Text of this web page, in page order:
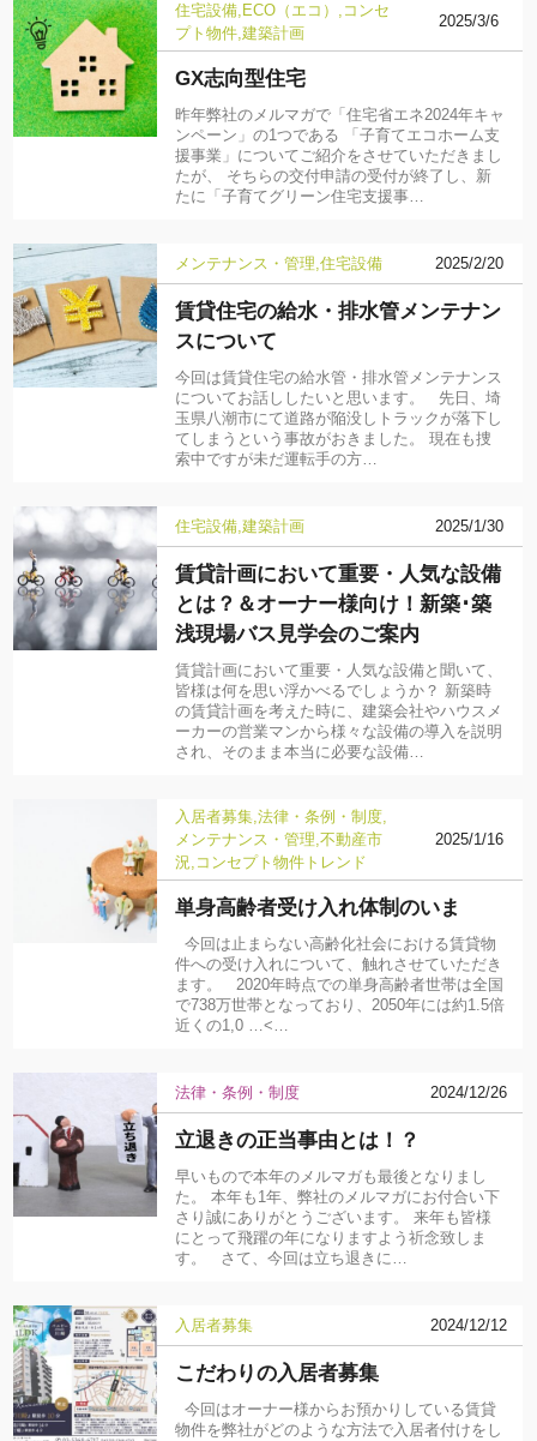
住宅設備 ECO（エコ）
コンセ
プト物件 建築計画
2025/3/6
GX志向型住宅
昨年弊社のメルマガで「住宅省エネ2024年キャ
ンペーン」の1つである 「子育てエコホーム支
援事業」についてご紹介をさせていただきまし
たが、 そちらの交付申請の受付が終了し、新
たに「子育てグリーン住宅支援事…
メンテナンス・管理 住宅設備 2025/2/20
賃貸住宅の給水・排水管メンテナン
スについて
今回は賃貸住宅の給水管・排水管メンテナンス
についてお話ししたいと思います。 先日、埼
玉県八潮市にて道路が陥没しトラックが落下し
てしまうという事故がおきました。 現在も捜
索中ですが未だ運転手の方…
住宅設備 建築計画 2025/1/30
賃貸計画において重要・人気な設備
とは？＆オーナー様向け！新築･築
浅現場バス見学会のご案内
賃貸計画において重要・人気な設備と聞いて、
皆様は何を思い浮かべるでしょうか？ 新築時
の賃貸計画を考えた時に、建築会社やハウスメ
ーカーの営業マンから様々な設備の導入を説明
され、そのまま本当に必要な設備…
入居者募集 法律・条例・制度
メンテナンス・管理 不動産市
況 コンセプト物件 トレンド
2025/1/16
単身高齢者受け入れ体制のいま
今回は止まらない高齢化社会における賃貸物
件への受け入れについて、触れさせていただき
ます。 2020年時点での単身高齢者世帯は全国
で738万世帯となっており、2050年には約1.5倍
近くの1,0 …<…
法律・条例・制度 2024/12/26
立退きの正当事由とは！？
早いもので本年のメルマガも最後となりまし
た。 本年も1年、弊社のメルマガにお付合い下
さり誠にありがとうございます。 来年も皆様
にとって飛躍の年になりますよう祈念致しま
す。 さて、今回は立ち退きに…
入居者募集 2024/12/12
こだわりの入居者募集
今回はオーナー様からお預かりしている賃貸
物件を弊社がどのような方法で入居者付けをし